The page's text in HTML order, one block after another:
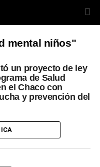
mental niños"
un proyecto de ley
de Salud
el Chaco con
y prevención del